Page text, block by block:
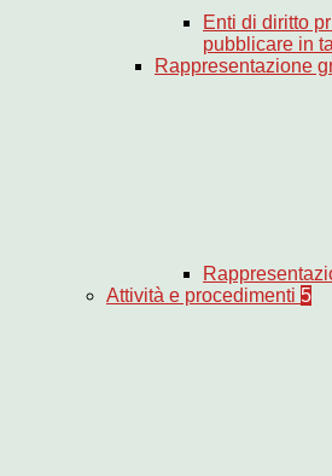
Enti di diritto
pubblicare in
Rappresentazione
Attività e procedimenti 5